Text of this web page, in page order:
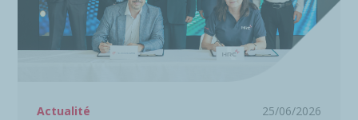
Actualité 25/06/2026